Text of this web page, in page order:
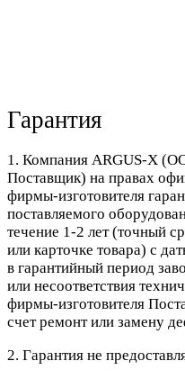
Гарантия
1. Компания ARGUS-X
Поставщик) на правах
фирмы-изготовителя
поставляемого
течение 1-2 лет (точный
или карточке товара) с
в гарантийный период
или несоответствия
фирмы-изготовителя
счет ремонт или замену
2. Гарантия не